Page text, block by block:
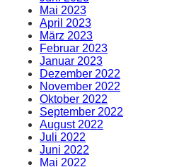
Mai 2023
April 2023
März 2023
Februar 2023
Januar 2023
Dezember 2022
November 2022
Oktober 2022
September 2022
August 2022
Juli 2022
Juni 2022
Mai 2022